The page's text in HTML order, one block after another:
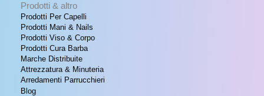
Prodotti & altro
Prodotti Per Capelli
Prodotti Mani & Nails
Prodotti Viso & Corpo
Prodotti Cura Barba
Marche Distribuite
Attrezzatura & Minuteria
Arredamenti Parrucchieri
Blog